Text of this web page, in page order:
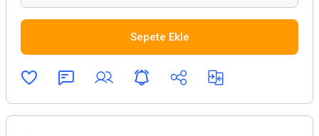
Sepete Ekle